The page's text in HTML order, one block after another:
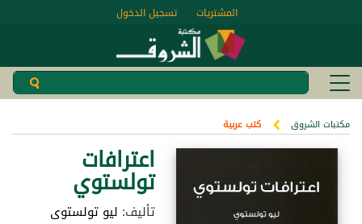
تسجيل الدخول المشتريات
مكتبات الشروق كتب عربية
اعترافات
تولستوي
تأليف: ليو تولستوى